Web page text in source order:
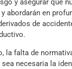
y asegurar que
abordarán en
de
la falta de
sea necesaria la